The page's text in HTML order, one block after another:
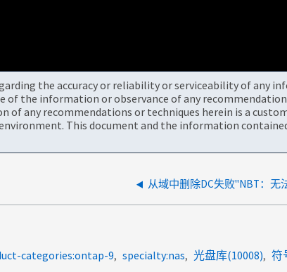
the accuracy or reliability or serviceability of any
of the information or observance of any
any recommendations or techniques herein is a
This document and the information
categories:ontap-9 specialty:nas 光盘库(10008) 符